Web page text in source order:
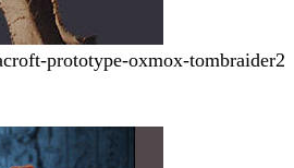
prototype-oxmox-tombraider2